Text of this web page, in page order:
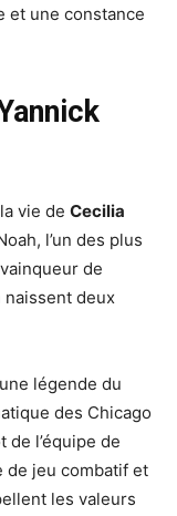
et une constance
vie de Cecilia
l’un des plus
de
naissent deux
légende du
des Chicago
l’équipe de
de jeu combatif et
les valeurs